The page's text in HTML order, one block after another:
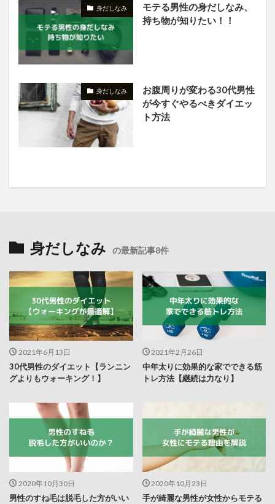
身だしなみ
モテる男性の身だしなみ、
持ち物が知りたい！！
身だしなみ
お腹周りが変わる30代男性
が今すぐやるべきダイエッ
ト方法
身だしなみ の最新記事8件
2021年6月13日
30代男性のダイエット【ランニン
グよりもウォーキング！】
2021年2月26日
中年太りに効果的な家でできる筋
トレ方法【継続は力なり】
2020年10月30日
男性のすね毛は脱毛した方がいい
2020年10月23日
手が綺麗な男性が女性からモテる